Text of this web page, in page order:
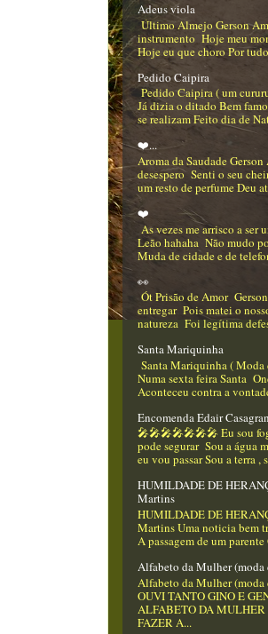
Adeus viola
Último Almejo Gerson
instrumento Hoje meu
Hoje eu que choro Por
Pedido Caipira
Pedido Caipira ( um
Já dizia o ditado Bem
se realizam Feito dia de
❤️...
Aroma da Saudade
desespero Senti o seu
um resto de perfume Deu
❤️
As vezes me arrisco a ser
Leão hahaha Não mudo
Muda de cidade e de
👀
Ót Prisão de Amor
entregar Pois matei o
natureza Foi legítima
Santa Mariquinha
Santa Mariquinha (
Numa sexta feira Santa
Aconteceu contra a
Encomenda Edair
🎤🎤🎤🎤🎤🎤🎤 Eu sou
pode segurar Sou a água
eu vou passar Sou a terra ,
HUMILDADE DE
Martins
HUMILDADE DE
Martins Uma noticia bem
A passagem de um
Alfabeto da Mulher
Alfabeto da Mulher
OUVI TANTO GINO E
ALFABETO DA
FAZER A...